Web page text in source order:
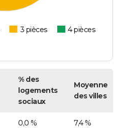
3 pièces
4 pièces
% des
logements
sociaux
Moyenne
des villes
0,0 % 7,4 %